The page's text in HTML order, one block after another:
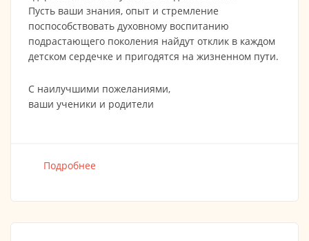
Пусть ваши знания, опыт и стремление
поспособствовать духовному воспитанию
подрастающего поколения найдут отклик в каждом
детском сердечке и пригодятся на жизненном пути.
С наилучшими пожеланиями,
ваши ученики и родители
Подробнее